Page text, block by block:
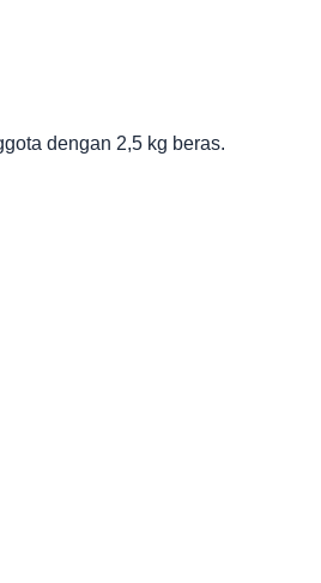
dengan 2,5 kg beras.